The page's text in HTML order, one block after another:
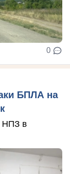
0
БПЛА на
НПЗ в